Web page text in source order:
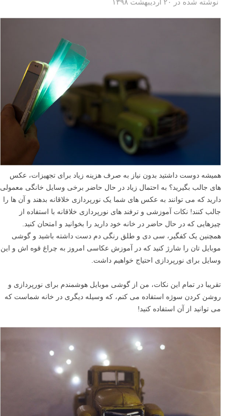
نوشته شده در ۲۰ اردیبهشت ۱۳۹۸
همیشه دوست داشتید بدون نیاز به صرف هزینه زیاد برای تجهیزات، عکس
های جالب بگیرید؟ به احتمال زیاد در حال حاضر برخی وسایل خانگی معمولی
دارید که می توانند به عکس های شما یک نورپردازی خلاقانه بدهند و آن ها را
جالب کنند! نکات آموزشی و ترفند های نورپردازی خلاقانه با استفاده از
چیزهایی که در حال حاضر در خانه خود دارید را بخوانید و امتحان کنید.
همچنین یک کفگیر، سی دی و طلق رنگی دم دست داشته باشید و گوشی
موبایل تان را شارژ کنید که در آموزش عکاسی امروز به چراغ قوه اش و این
وسایل برای نورپردازی احتیاج خواهیم داشت.
تقریبا در تمام این نکات، من از گوشی موبایل هوشمندم برای نورپردازی و
روشن کردن سوژه استفاده می کنم، که وسیله دیگری در خانه شماست که
می توانید از آن استفاده کنید!